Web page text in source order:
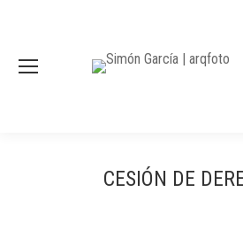
CESIÓN DE